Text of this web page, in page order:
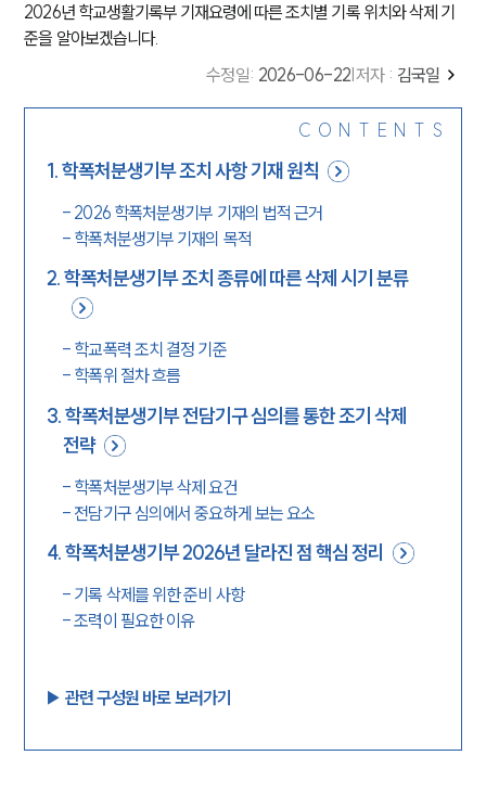
2026년 학교생활기록부 기재요령에 따른 조치별 기록 위치와 삭제 기
준을 알아보겠습니다.
수정일: 2026-06-22 저자 : 김국일
CONTENTS
1.학폭처분생기부 조치 사항 기재 원칙
- 2026 학폭처분생기부 기재의 법적 근거
- 학폭처분생기부 기재의 목적
2.학폭처분생기부 조치 종류에 따른 삭제 시기 분류
- 학교폭력 조치 결정 기준
- 학폭위 절차 흐름
3.학폭처분생기부 전담기구 심의를 통한 조기 삭제
전략
- 학폭처분생기부 삭제 요건
- 전담기구 심의에서 중요하게 보는 요소
4.학폭처분생기부 2026년 달라진 점 핵심 정리
- 기록 삭제를 위한 준비 사항
-조력이 필요한 이유
▶︎ 관련 구성원 바로 보러가기